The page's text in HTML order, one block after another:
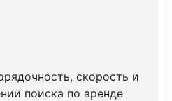
скорость и
поиска по аренде